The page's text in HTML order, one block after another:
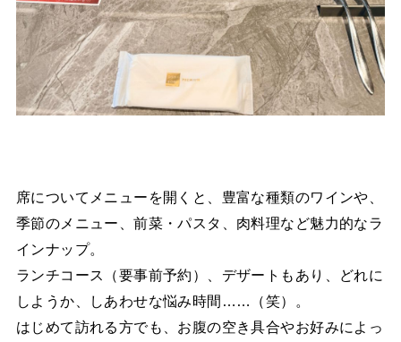
席についてメニューを開くと、豊富な種類のワインや、
季節のメニュー、前菜・パスタ、肉料理など魅力的なラ
インナップ。
ランチコース（要事前予約）、デザートもあり、どれに
しようか、しあわせな悩み時間……（笑）。
はじめて訪れる方でも、お腹の空き具合やお好みによっ